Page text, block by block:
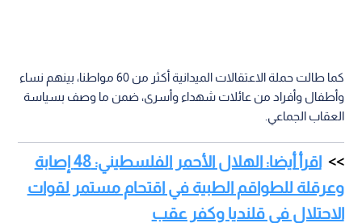
كما طالت حملة الاعتقالات الميدانية أكثر من 60 مواطنا، بينهم نساء
وأطفال وأفراد من عائلات شهداء وأسرى، ضمن ما وصف بسياسة
العقاب الجماعي.
اقرأ أيضا: الهلال الأحمر الفلسطيني: 48 إصابة
وعرقلة للطواقم الطبية في اقتحام مستمر لقوات
الاحتلال في قلنديا وكفر عقب